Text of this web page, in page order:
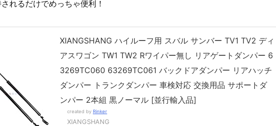
れるだけでめっちゃ便利！
XIANGSHANG ハイルーフ用 スバル サンバー TV1 TV2 ディ
アスワゴン TW1 TW2 Rワイパー無し リアゲートダンパー 6
3269TC060 63269TC061 バックドアダンパー リアハッチ
ダンパー トランクダンパー 車検対応 交換用品 サポートダ
ンパー 2本組 黒ノーマル [並行輸入品]
created by Rinker
XIANGSHANG